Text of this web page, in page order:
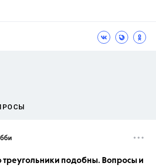
треугольники подобны. Вопросы и